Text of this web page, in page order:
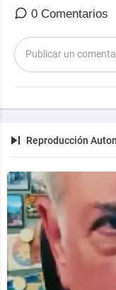
https://
t4Tb0
0 Comentarios
Reproducción